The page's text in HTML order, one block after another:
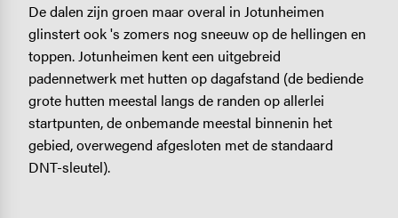
De dalen zijn groen maar overal in Jotunheimen
glinstert ook 's zomers nog sneeuw op de hellingen en
toppen. Jotunheimen kent een uitgebreid
padennetwerk met hutten op dagafstand (de bediende
grote hutten meestal langs de randen op allerlei
startpunten, de onbemande meestal binnenin het
gebied, overwegend afgesloten met de standaard
DNT-sleutel).